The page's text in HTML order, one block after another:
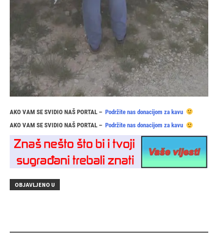
AKO VAM SE SVIDIO NAŠ PORTAL – Podržite nas donacijom za kavu
AKO VAM SE SVIDIO NAŠ PORTAL – Podržite nas donacijom za kavu
OBJAVLJENO U